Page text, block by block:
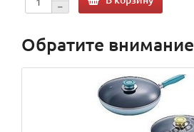
Обратите внимание